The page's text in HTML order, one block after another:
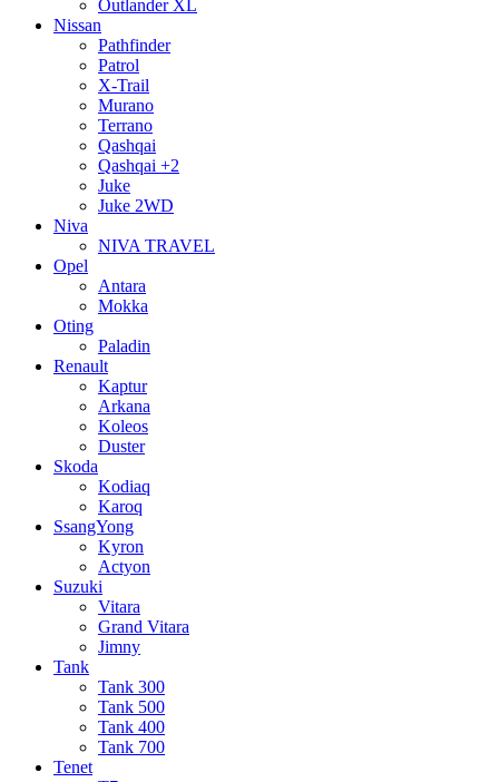
Outlander XL
Nissan
Pathfinder
Patrol
X-Trail
Murano
Terrano
Qashqai
Qashqai +2
Juke
Juke 2WD
Niva
NIVA TRAVEL
Opel
Antara
Mokka
Oting
Paladin
Renault
Kaptur
Arkana
Koleos
Duster
Skoda
Kodiaq
Karoq
SsangYong
Kyron
Actyon
Suzuki
Vitara
Grand Vitara
Jimny
Tank
Tank 300
Tank 500
Tank 400
Tank 700
Tenet